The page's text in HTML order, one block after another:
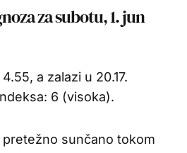
za subotu, 1. jun
a zalazi u 20.17.
6 (visoka).
sunčano tokom